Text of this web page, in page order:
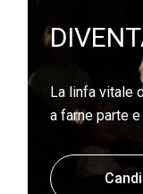
La linfa vitale
a farne parte